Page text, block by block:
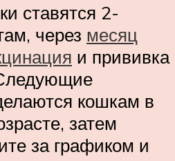
ставятся 2-
через месяц
и прививка
кошкам в
затем
за графиком и